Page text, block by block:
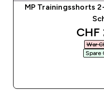
MP Trainingsshorts
CHF
War
Spare